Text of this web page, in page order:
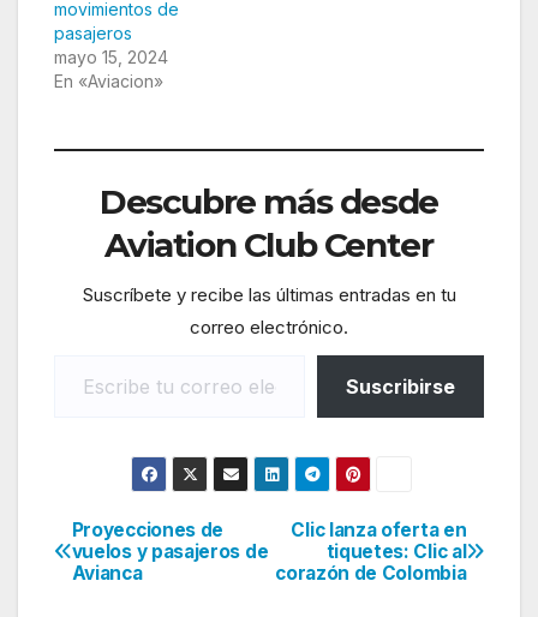
movimientos de
pasajeros
mayo 15, 2024
En «Aviacion»
Descubre más desde
Aviation Club Center
Suscríbete y recibe las últimas entradas en tu
correo electrónico.
Suscribirse
Navegación
de
Clic lanza oferta en
tiquetes: Clic al
corazón de Colombia
Proyecciones de
vuelos y pasajeros de
Avianca